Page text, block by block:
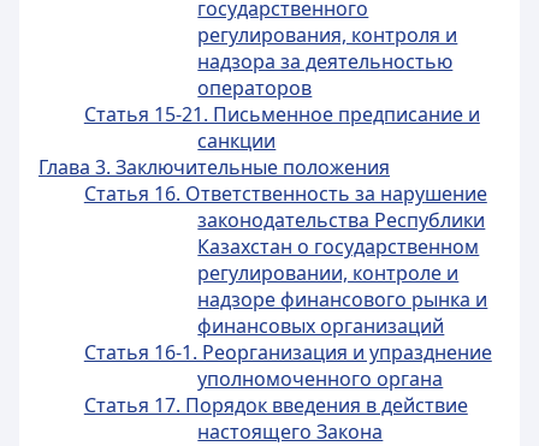
государственного
регулирования, контроля и
надзора за деятельностью
операторов
Статья 15-21. Письменное предписание и
санкции
Глава 3. Заключительные положения
Статья 16. Ответственность за нарушение
законодательства Республики
Казахстан о государственном
регулировании, контроле и
надзоре финансового рынка и
финансовых организаций
Статья 16-1. Реорганизация и упразднение
уполномоченного органа
Статья 17. Порядок введения в действие
настоящего Закона